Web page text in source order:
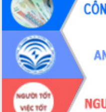
Đắk Lắk ký kết thỏa thuận hợp tác về
chuyển đổi số giai đoạn 2026 – 2030
với Tập đoàn Bưu chính Viễn thông
Việt Nam
Thứ trưởng Bộ Y tế làm việc với tỉnh
Đắk Lắk về phát triển nhân lực y tế
cho trạm y tế cấp xã
Du lịch Đắk Lắk nâng tầm trải nghiệm
du khách thông qua Hệ thống cơ sở dữ
liệu và Bản đồ số